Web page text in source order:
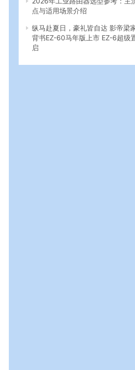
点与适用场景介绍
纵马赴夏日，豪礼皆自达 影帝梁
背书EZ-60马年版上市 EZ-6超级
启